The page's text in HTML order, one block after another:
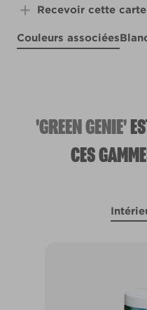
Recevoir cette
Couleurs associées
'GREEN GENIE'
CES